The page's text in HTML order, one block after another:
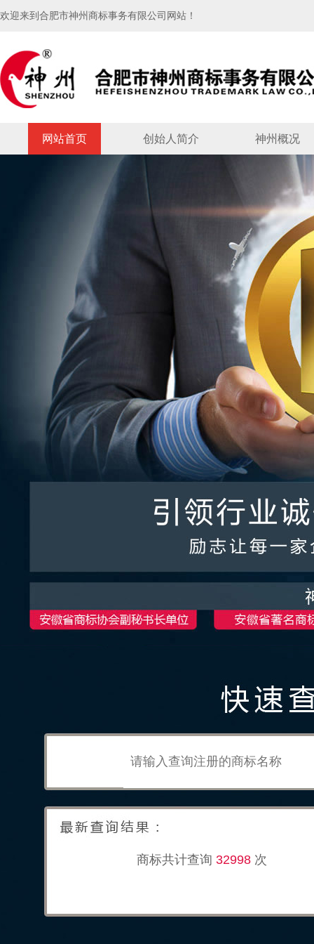
欢迎来到合肥市神州商标事务有限公司网站！
网站首页 创始人简介 神州概况
商标共计查询 32998 次